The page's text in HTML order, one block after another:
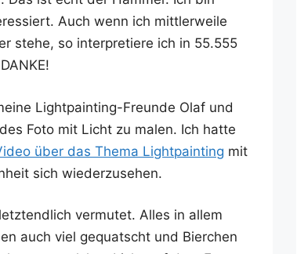
Auch wenn ich mitt­ler­wei­le
ste­he, so inter­pre­tie­re ich in 55.555
Light­pain­ting-Freun­de Olaf und
Foto mit Licht zu malen. Ich hat­te
über das The­ma Light­pain­ting mit
sich wiederzusehen.
ver­mu­tet. Alles in allem
auch viel gequatscht und Bier­chen